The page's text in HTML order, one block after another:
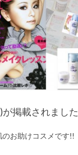
掲載されました
お助けコスメです!!